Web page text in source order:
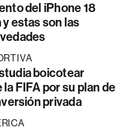
del iPhone 18
estas son las
boicotear
FIFA por su plan de
privada